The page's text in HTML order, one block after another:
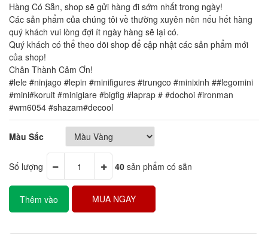
Hàng Có Sẵn, shop sẽ gửi hàng đi sớm nhất trong ngày!
Các sản phẩm của chúng tôi về thường xuyên nên nếu hết hàng
quý khách vui lòng đợi ít ngày hàng sẽ lại có.
Quý khách có thể theo dõi shop để cập nhật các sản phẩm mới
của shop!
Chân Thành Cảm Ơn!
#lele #ninjago #lepin #minifigures #trungco #minixinh ##legomini
#mini#koruit #minigiare #bigfig #laprap # #dochoi #ironman
#wm6054 #shazam#decool
Màu Sắc
Số lượng 40 sản phẩm có sẵn
Thêm vào MUA NGAY